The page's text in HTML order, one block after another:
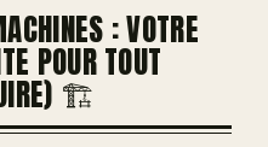
: VOTRE
POUR TOUT
🏗️